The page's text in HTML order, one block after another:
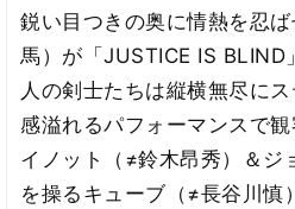
鋭い目つきの奥に情熱を忍
馬）が「JUSTICE IS BLIND
人の剣士たちは縦横無尽に
感溢れるパフォーマンスで
イノット（≠鈴木昂秀）＆ジ
を操るキューブ（≠長谷川慎